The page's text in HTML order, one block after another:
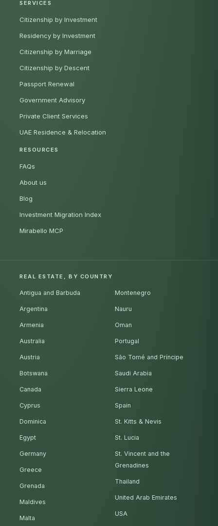
SERVICES
Citizenship by Investment
Residency by Investment
Citizenship by Marriage
Citizenship by Descent
Passport Renewal
Government Advisory
Private Client Services
UAE Residence & Relocation
RESOURCES
FAQs
About us
Blog
Investment Migration Index
Mirabello MCP
REAL ESTATE, BY COUNTRY
Antigua and Barbuda
Argentina
Armenia
Australia
Austria
Botswana
Canada
Cyprus
Dominica
Egypt
Germany
Greece
Grenada
Maldives
Malta
Montenegro
Nauru
Oman
Portugal
São Tomé and Príncipe
Saudi Arabia
Sierra Leone
Spain
St. Kitts & Nevis
St. Lucia
St. Vincent and the
Grenadines
Thailand
United Arab Emirates
USA